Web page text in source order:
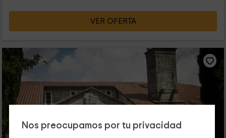
Nos preocupamos por tu privacidad
VER OFERTA